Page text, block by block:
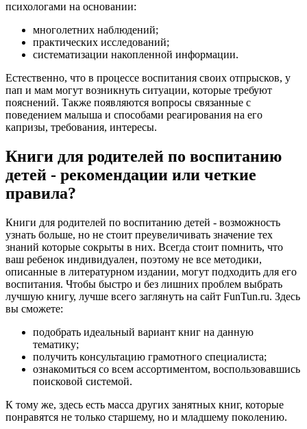
психологами на основании:
многолетних наблюдений;
практических исследований;
систематизации накопленной информации.
Естественно, что в процессе воспитания своих отпрысков, у
пап и мам могут возникнуть ситуации, которые требуют
пояснений. Также появляются вопросы связанные с
поведением малыша и способами реагирования на его
капризы, требования, интересы.
Книги для родителей по воспитанию
детей - рекомендации или четкие
правила?
Книги для родителей по воспитанию детей - возможность
узнать больше, но не стоит преувеличивать значение тех
знаний которые сокрыты в них. Всегда стоит помнить, что
ваш ребенок индивидуален, поэтому не все методики,
описанные в литературном издании, могут подходить для его
воспитания. Чтобы быстро и без лишних проблем выбрать
лучшую книгу, лучше всего заглянуть на сайт FunTun.ru. Здесь
вы сможете:
подобрать идеальный вариант книг на данную
тематику;
получить консультацию грамотного специалиста;
ознакомиться со всем ассортиментом, воспользовавшись
поисковой системой.
К тому же, здесь есть масса других занятных книг, которые
понравятся не только старшему, но и младшему поколению.